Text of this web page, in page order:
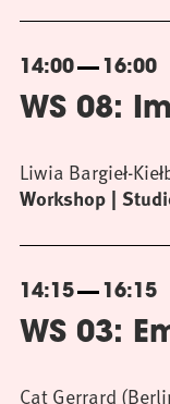
14:00 16:00
WS 08:
Workshop
Liwia Bargieł-
14:15 16:15
WS 03:
Cat Gerrard